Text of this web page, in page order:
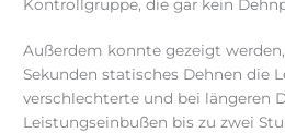
Kontrollgruppe, die gar kein
Außerdem konnte gezeigt werden,
Sekunden statisches Dehnen die
verschlechterte und bei längeren
Leistungseinbußen bis zu zwei